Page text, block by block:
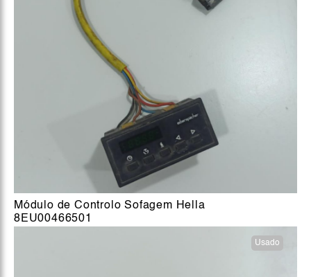
Módulo de Controlo Sofagem Hella
8EU00466501
Usado